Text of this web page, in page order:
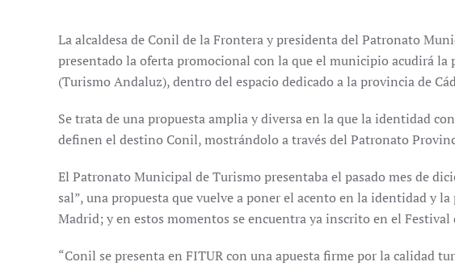
La alcaldesa de Conil de la Frontera y presidenta del Patronato
presentado la oferta promocional con la que el municipio acudirá
(Turismo Andaluz), dentro del espacio dedicado a la provincia de
Se trata de una propuesta amplia y diversa en la que la identidad
definen el destino Conil, mostrándolo a través del Patronato
El Patronato Municipal de Turismo presentaba el pasado mes de
sal”, una propuesta que vuelve a poner el acento en la identidad y
Madrid; y en estos momentos se encuentra ya inscrito en el Festival
“Conil se presenta en FITUR con una apuesta firme por la calidad